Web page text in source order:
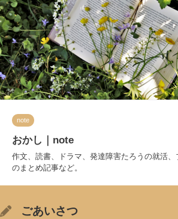
note
おかし｜note
作文、読書、ドラマ、発達障害たろうの就活、
のまとめ記事など。
ごあいさつ